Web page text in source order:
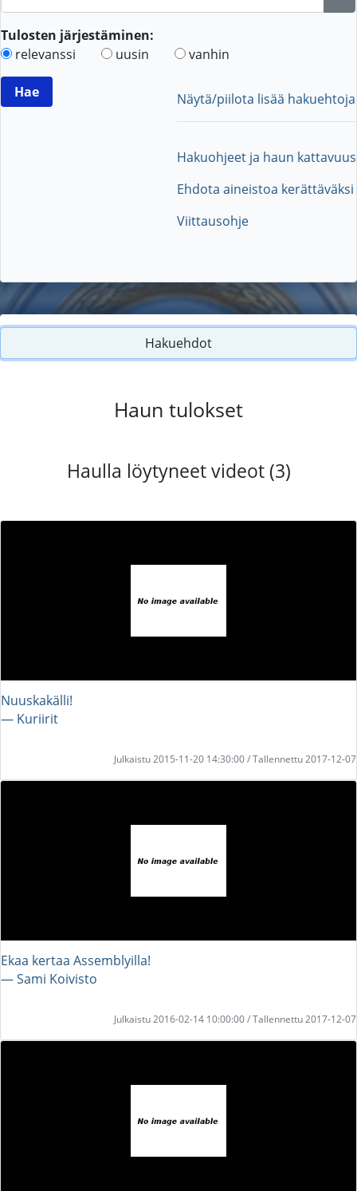
Tulosten järjestäminen:
relevanssi
uusin vanhin
Näytä/piilota lisää hakuehtoja
Hakuohjeet ja haun kattavuus
Ehdota aineistoa kerättäväksi
Viittausohje
Hakuehdot
Haun tulokset
Haulla löytyneet videot (3)
Nuuskakälli!
― Kuriirit
Julkaistu 2015-11-20 14:30:00 / Tallennettu 2017-12-07
Ekaa kertaa Assemblyilla!
― Sami Koivisto
Julkaistu 2016-02-14 10:00:00 / Tallennettu 2017-12-07